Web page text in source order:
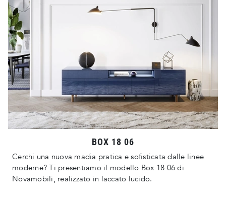
BOX 18 06
Cerchi una nuova madia pratica e sofisticata dalle linee
moderne? Ti presentiamo il modello Box 18 06 di
Novamobili, realizzato in laccato lucido.